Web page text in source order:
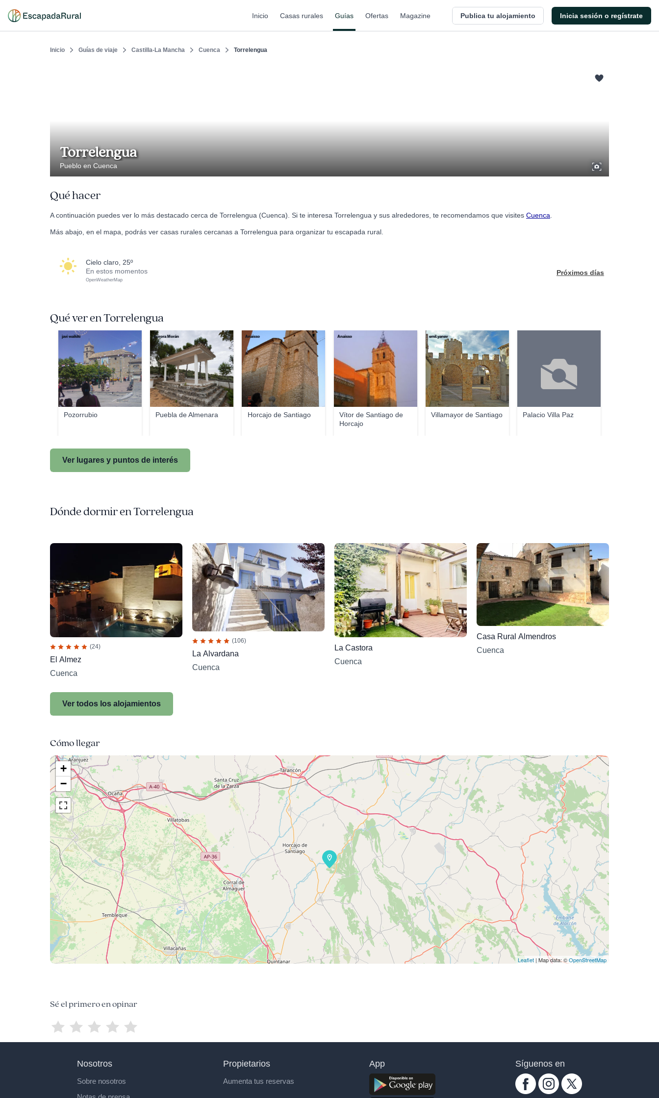
Inicio Casas rurales Guías Ofertas Magazine Publica tu alojamiento Inicia sesión o regístrate
Inicio Guías de viaje Castilla-La Mancha Cuenca Torrelengua
Torrelengua
Pueblo en Cuenca
Qué hacer
A continuación puedes ver lo más destacado cerca de Torrelengua (Cuenca). Si te interesa Torrelengua y sus alrededores, te recomendamos que visites Cuenca
Más abajo, en el mapa, podrás ver casas rurales cercanas a Torrelengua para organizar tu escapada rural.
cielo claro, 25º
En estos momentos
OpenWeatherMap
Próximos días
Qué ver en Torrelengua
Pozorrubio
javi waikiki
Puebla de Almenara
Aurora Morán
Horcajo de Santiago
Anaisso
Vítor de Santiago de
Horcajo
Anaisso
Villamayor de Santiago
emil.yanev
Palacio Villa Paz
Ver lugares y puntos de interés
Dónde dormir en Torrelengua
(24)
El Almez
Cuenca
(106)
La Alvardana
Cuenca
La Castora
Cuenca
Casa Rural Almendros
Cuenca
Ver todos los alojamientos
Cómo llegar
+
−
Leaflet | Map data: ©OpenStreetMap
Sé el primero en opinar
Nosotros
Sobre nosotros
Propietarios
Aumenta tus reservas
App Síguenos en